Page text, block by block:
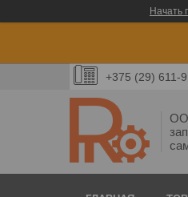
Начать
+375 (29) 611-